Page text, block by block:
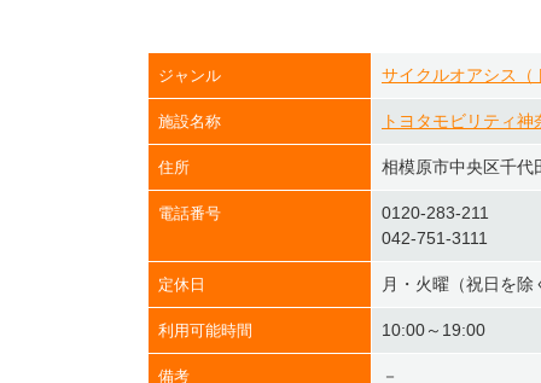
ジャンル サイクルオアシス（
施設名称 トヨタモビリティ
住所 相模原市中央区千代
電話番号
0120-283-211
042-751-3111
定休日 月・火曜（祝日を除
利用可能時間 10:00～19:00
備考 －